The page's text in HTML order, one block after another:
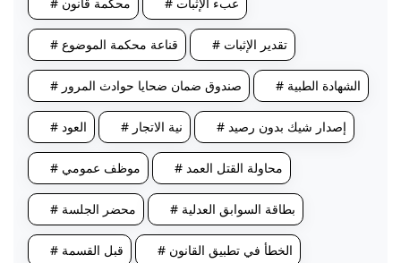
# قناعة محكمة الموضوع # تقدير الإثبات
# صندوق ضمان ضحايا حوادث المرور # الشهادة الطبية
# العود # نية الاتجار # إصدار شيك بدون رصيد
# موظف عمومي # محاولة القتل العمد
# محضر الجلسة # بطاقة السوابق العدلية
# قبل القسمة # الخطأ في تطبيق القانون